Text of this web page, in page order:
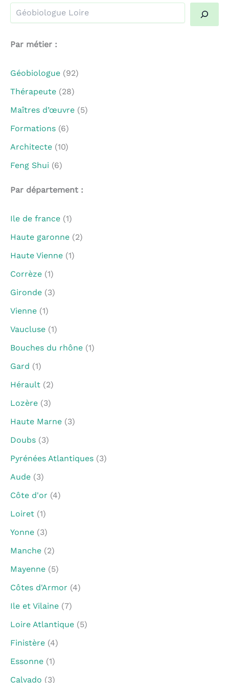
Par métier :
Géobiologue (92)
Thérapeute (28)
Maîtres d’œuvre (5)
Formations (6)
Architecte (10)
Feng Shui (6)
Par département :
Ile de france (1)
Haute garonne (2)
Haute Vienne (1)
Corrèze (1)
Gironde (3)
Vienne (1)
Vaucluse (1)
Bouches du rhône (1)
Gard (1)
Hérault (2)
Lozère (3)
Haute Marne (3)
Doubs (3)
Pyrénées Atlantiques (3)
Aude (3)
Côte d'or (4)
Loiret (1)
Yonne (3)
Manche (2)
Mayenne (5)
Côtes d'Armor (4)
Ile et Vilaine (7)
Loire Atlantique (5)
Finistère (4)
Essonne (1)
Calvado (3)